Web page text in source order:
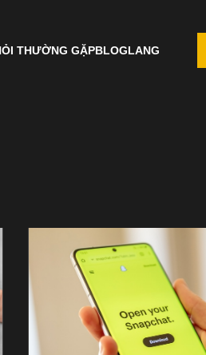
THƯỜNG GẶPBLOGLANG